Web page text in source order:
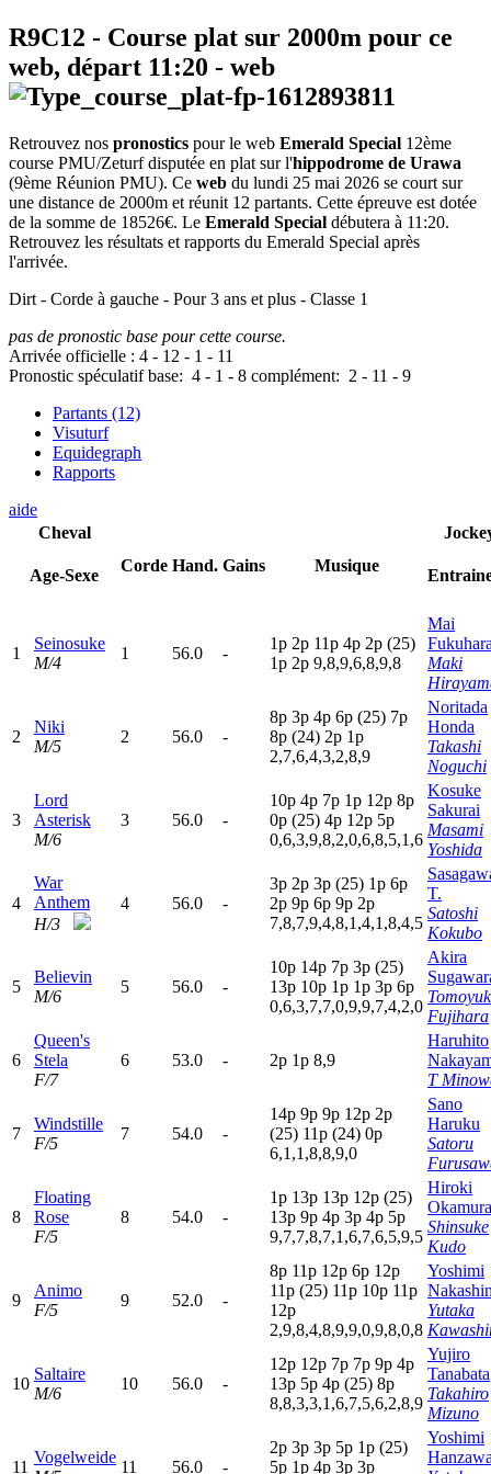
R9C12 - Course plat sur 2000m pour ce
web, départ 11:20 - web
Retrouvez nos pronostics pour le web Emerald Special 12ème
course PMU/Zeturf disputée en plat sur l'hippodrome de Urawa
(9ème Réunion PMU). Ce web du lundi 25 mai 2026 se court sur
une distance de 2000m et réunit 12 partants. Cette épreuve est dotée
de la somme de 18526€. Le Emerald Special débutera à 11:20.
Retrouvez les résultats et rapports du Emerald Special après
l'arrivée.
Dirt - Corde à gauche - Pour 3 ans et plus - Classe 1
pas de pronostic base pour cette course.
Arrivée officielle : 4 - 12 - 1 - 11
Pronostic spéculatif base: 4 - 1 - 8 complément: 2 - 11 - 9
Partants (12)
Visuturf
Equidegraph
Rapports
aide
Cheval
Age-Sexe
Corde Hand. Gains Musique
1
Seinosuke
M/4
1 56.0 -
1p 2p 11p 4p 2p (25)
1p 2p 9,8,9,6,8,9,8
Mai
Maki
2
Niki
M/5
2 56.0 -
8p 3p 4p 6p (25) 7p
8p (24) 2p 1p
2,7,6,4,3,2,8,9
Noritada
Honda
Takashi
Noguchi
3
Lord
Asterisk
M/6
3 56.0 -
10p 4p 7p 1p 12p 8p
0p (25) 4p 12p 5p
0,6,3,9,8,2,0,6,8,5,1,6
Kosuke
Sakurai
Masami
Yoshida
4
War
Anthem
H/3
4 56.0 -
3p 2p 3p (25) 1p 6p
2p 9p 6p 9p 2p
7,8,7,9,4,8,1,4,1,8,4,5
T.
Satoshi
Kokubo
5
Believin
M/6
5 56.0 -
10p 14p 7p 3p (25)
13p 10p 1p 1p 3p 6p
0,6,3,7,7,0,9,9,7,4,2,0
Akira
Fujihara
6
Queen's
Stela
F/7
6 53.0 - 2p 1p 8,9
Haruhito
T
7
Windstille
F/5
7 54.0 -
14p 9p 9p 12p 2p
(25) 11p (24) 0p
6,1,1,8,8,9,0
Sano
Haruku
Satoru
8
Floating
Rose
F/5
8 54.0 -
1p 13p 13p 12p (25)
13p 9p 4p 3p 4p 5p
9,7,7,8,7,1,6,7,6,5,9,5
Hiroki
Okamura
Shinsuke
Kudo
9
Animo
F/5
9 52.0 -
8p 11p 12p 6p 12p
11p (25) 11p 10p 11p
12p
2,9,8,4,8,9,9,0,9,8,0,8
Yoshimi
Yutaka
10
Saltaire
M/6
10 56.0 -
12p 12p 7p 7p 9p 4p
13p 5p 4p (25) 8p
8,8,3,3,1,6,7,5,6,2,8,9
Yujiro
Tanabata
Takahiro
Mizuno
11
Vogelweide
11 56.0 -
2p 3p 3p 5p 1p (25)
5p 1p 4p 3p 3p
Yoshimi